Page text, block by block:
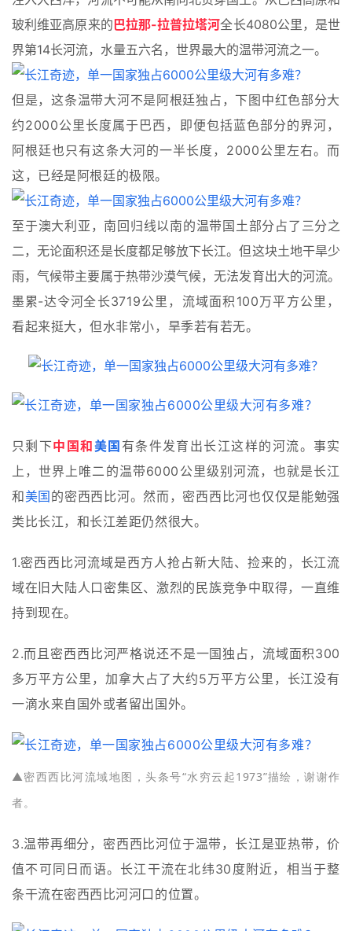
玻利维亚高原来的巴拉那-拉普拉塔河全长4080公里，是世
界第14长河流，水量五六名，世界最大的温带河流之一。
但是，这条温带大河不是阿根廷独占，下图中红色部分大
约2000公里长度属于巴西，即便包括蓝色部分的界河，
阿根廷也只有这条大河的一半长度，2000公里左右。 而
这，已经是阿根廷的极限。
至于澳大利亚，南回归线以南的温带国土部分占了三分之
二，无论面积还是长度都足够放下长江。但这块土地干旱少
雨，气候带主要属于热带沙漠气候，无法发育出大的河流。
墨累-达令河全长3719公里，流域面积100万平方公里，
看起来挺大，但水非常小，旱季若有若无。
只剩下中国和美国 有条件发育出长江这样的河流。事实
上，世界上唯二的温带6000公里级别河流，也就是长江
和美国 的密西西比河。然而，密西西比河也仅仅是能勉强
类比长江，和长江差距仍然很大。
1.密西西比河流域是西方人抢占新大陆、捡来的，长江流
域在旧大陆人口密集区、激烈的民族竞争中取得，一直维
持到现在。
2.而且密西西比河严格说还不是一国独占，流域面积300
多万平方公里，加拿大占了大约5万平方公里，长江没有
一滴水来自国外或者留出国外。
▲密西西比河流域地图，头条号“水穷云起1973”描绘，谢谢作
者。
3.温带再细分，密西西比河位于温带，长江是亚热带，价
值不可同日而语。长江干流在北纬30度附近，相当于整
条干流在密西西比河河口的位置。